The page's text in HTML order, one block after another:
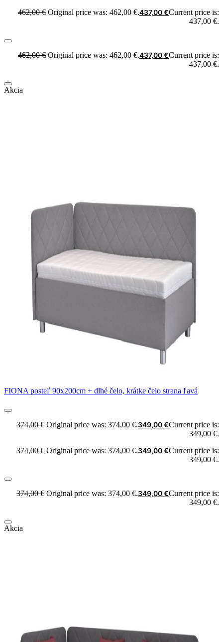
462,00€ Original price was: 462,00 €.437,00€Current price is:
437,00 €.
462,00€ Original price was: 462,00 €.437,00€Current price is:
437,00 €.
Akcia
FIONA posteľ 90x200cm + dlhé čelo, krátke čelo strana ľavá
374,00€ Original price was: 374,00 €.349,00€Current price is:
349,00 €.
374,00€ Original price was: 374,00 €.349,00€Current price is:
349,00 €.
374,00€ Original price was: 374,00 €.349,00€Current price is:
349,00 €.
Akcia